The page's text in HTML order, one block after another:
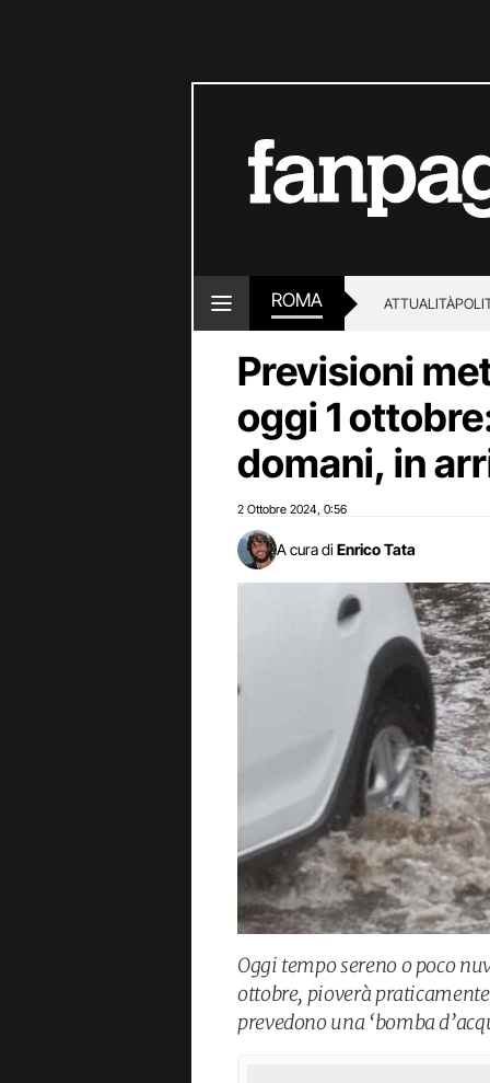
ROMA ATTUALITÀ
Previsioni
oggi 1
domani, in
2 Ottobre 2024 0:56
A cura di Enrico Tata
Oggi tempo sereno o poco
ottobre, pioverà
prevedono una ‘bomba